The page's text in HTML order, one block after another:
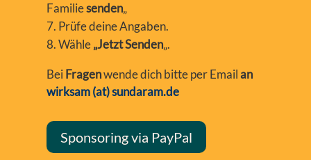
Familiesenden„
Prüfe deine Angaben.
Wähle„Jetzt Senden„.
BeiFragenwende dich bitte per Emailan
wirksam (at) sundaram.de
Sponsoring via PayPal